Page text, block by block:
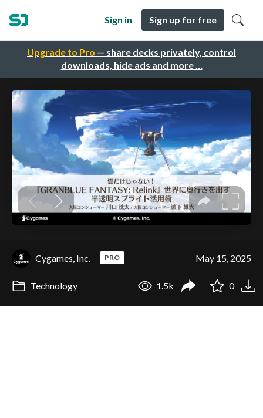
Upgrade to Pro — share decks privately, control
downloads, hide ads and more …
Sign in Sign up for free
Cygames, Inc. PRO May 15, 2025
Technology 1.5k 0